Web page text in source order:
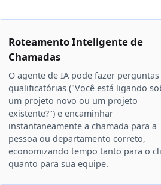
Roteamento Inteligente de
Chamadas
O agente de IA pode fazer perguntas
qualificatórias ("Você está ligando
um projeto novo ou um projeto
existente?") e encaminhar
instantaneamente a chamada para a
pessoa ou departamento correto,
economizando tempo tanto para o
quanto para sua equipe.